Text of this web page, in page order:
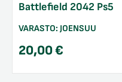
Battlefield 2042 Ps5
VARASTO: JOENSUU
20,00€